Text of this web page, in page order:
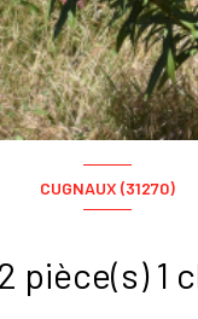
CUGNAUX (31270)